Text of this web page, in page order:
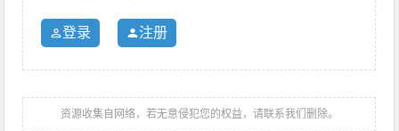
登录 注册
资源收集自网络，若无意侵犯您的权益，请联系我们删除。